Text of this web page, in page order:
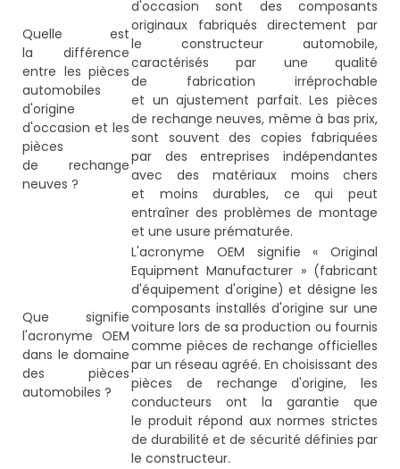
Quelle est
la différence
entre les pièces
automobiles
d'origine
d'occasion et les
pièces
de rechange
neuves ?
d'occasion sont des composants
originaux fabriqués directement par
le constructeur automobile,
caractérisés par une qualité
de fabrication irréprochable
et un ajustement parfait. Les pièces
de rechange neuves, même à bas prix,
sont souvent des copies fabriquées
par des entreprises indépendantes
avec des matériaux moins chers
et moins durables, ce qui peut
entraîner des problèmes de montage
et une usure prématurée.
Que signifie
l'acronyme OEM
dans le domaine
des pièces
automobiles ?
L'acronyme OEM signifie « Original
Equipment Manufacturer » (fabricant
d'équipement d'origine) et désigne les
composants installés d'origine sur une
voiture lors de sa production ou fournis
comme pièces de rechange officielles
par un réseau agréé. En choisissant des
pièces de rechange d'origine, les
conducteurs ont la garantie que
le produit répond aux normes strictes
de durabilité et de sécurité définies par
le constructeur.